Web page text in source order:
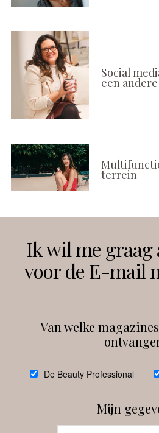
Social
een
terrein
Instagram
Ik wil me graag
voor de E-mail
Van welke
De Beauty Professional
Mijn